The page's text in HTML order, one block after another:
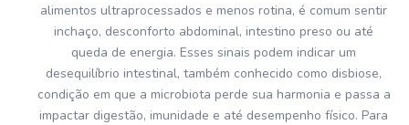
alimentos ultraprocessados e menos rotina, é comum sentir
inchaço, desconforto abdominal, intestino preso ou até
queda de energia. Esses sinais podem indicar um
desequilíbrio intestinal, também conhecido como disbiose,
condição em que a microbiota perde sua harmonia e passa a
impactar digestão, imunidade e até desempenho físico. Para